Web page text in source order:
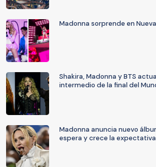
Madonna sorprende en
Shakira, Madonna y BTS
intermedio de la final del
Madonna anuncia nuevo
espera y crece la